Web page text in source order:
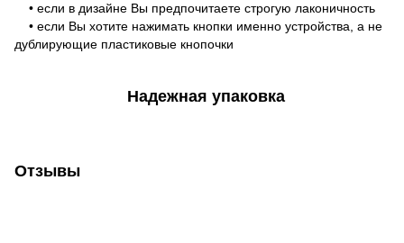
• если в дизайне Вы предпочитаете строгую лаконичность
• если Вы хотите нажимать кнопки именно устройства, а не
дублирующие пластиковые кнопочки
Надежная упаковка
Отзывы